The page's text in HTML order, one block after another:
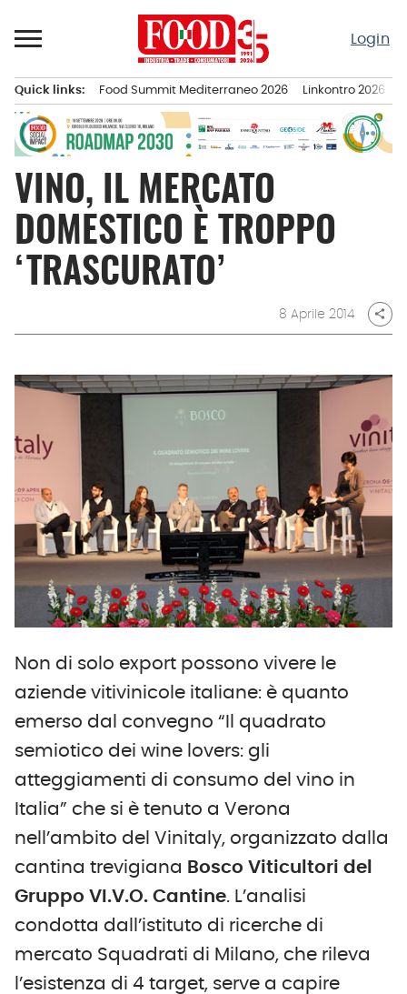
al
Login
principale
Quick links: Food Summit Mediterraneo 2026 Linkontro 2026
VINO, IL MERCATO
DOMESTICO È TROPPO
‘TRASCURATO’
8 Aprile 2014 share
Non di solo export possono vivere le
aziende vitivinicole italiane: è quanto
emerso dal convegno “Il quadrato
semiotico dei wine lovers: gli
atteggiamenti di consumo del vino in
Italia” che si è tenuto a Verona
nell’ambito del Vinitaly, organizzato dalla
cantina trevigiana Bosco Viticultori del
Gruppo VI.V.O. Cantine. L’analisi
condotta dall’istituto di ricerche di
mercato Squadrati di Milano, che rileva
l’esistenza di 4 target, serve a capire